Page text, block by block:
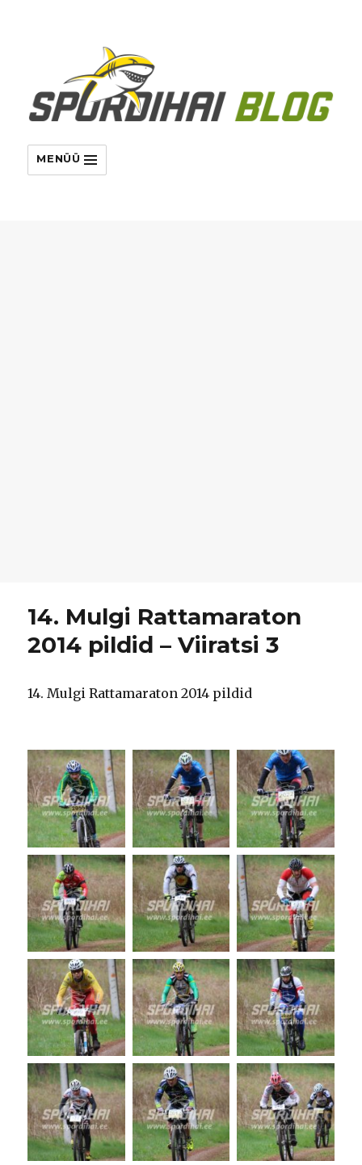
MENÜÜ
14. Mulgi Rattamaraton
2014 pildid – Viiratsi 3
14. Mulgi Rattamaraton 2014 pildid